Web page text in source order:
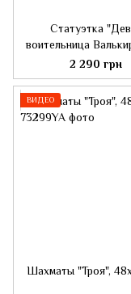
Статуэтка
воительница
см.
2 290 грн
ВИДЕО
Шахматы "Троя",